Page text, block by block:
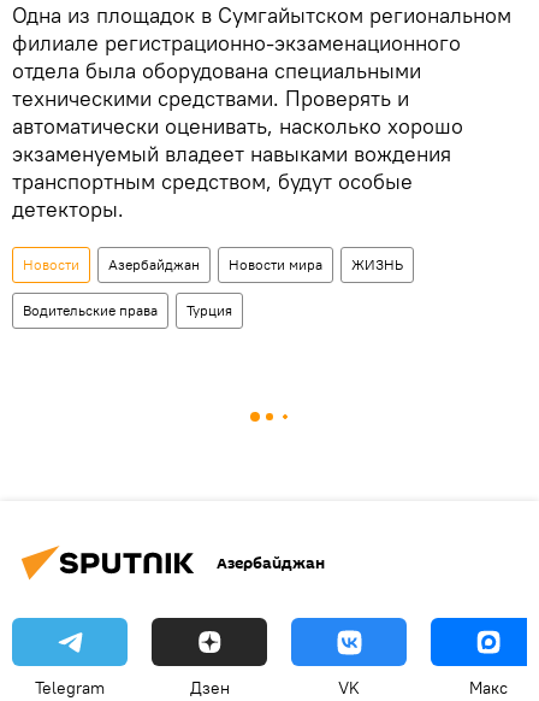
Одна из площадок в Сумгайытском региональном
филиале регистрационно-экзаменационного
отдела была оборудована специальными
техническими средствами. Проверять и
автоматически оценивать, насколько хорошо
экзаменуемый владеет навыками вождения
транспортным средством, будут особые
детекторы.
Новости Азербайджан Новости мира ЖИЗНЬ
Водительские права Турция
Азербайджан
Telegram Дзен VK Макс